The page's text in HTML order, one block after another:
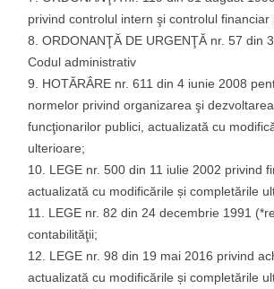
privind controlul intern şi controlul financiar
ORDONANŢĂ DE URGENŢĂ nr. 57 din
Codul administrativ
HOTĂRÂRE nr. 611 din 4 iunie 2008
normelor privind organizarea şi
funcţionarilor publici, actualizată cu
ulterioare;
LEGE nr. 500 din 11 iulie 2002 privind
actualizată cu modificările și completările
LEGE nr. 82 din 24 decembrie 1991
contabilităţii;
LEGE nr. 98 din 19 mai 2016 privind
actualizată cu modificările și completările